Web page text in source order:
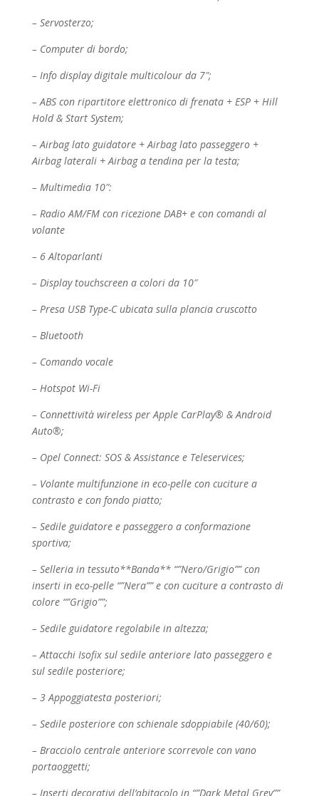
– Servosterzo;
– Computer di bordo;
– Info display digitale multicolour da 7″;
– ABS con ripartitore elettronico di frenata + ESP + Hill
Hold & Start System;
– Airbag lato guidatore + Airbag lato passeggero +
Airbag laterali + Airbag a tendina per la testa;
– Multimedia 10″:
– Radio AM/FM con ricezione DAB+ e con comandi al
volante
– 6 Altoparlanti
– Display touchscreen a colori da 10″
– Presa USB Type-C ubicata sulla plancia cruscotto
– Bluetooth
– Comando vocale
– Hotspot Wi-Fi
– Connettività wireless per Apple CarPlay® & Android
Auto®;
– Opel Connect: SOS & Assistance e Teleservices;
– Volante multifunzione in eco-pelle con cuciture a
contrasto e con fondo piatto;
– Sedile guidatore e passeggero a conformazione
sportiva;
– Selleria in tessuto**Banda** “”Nero/Grigio”” con
inserti in eco-pelle “”Nera”” e con cuciture acontrasto di
colore “”Grigio””;
– Sedile guidatore regolabile in altezza;
– Attacchi Isofix sul sedile anteriore lato passeggero e
sul sedile posteriore;
– 3 Appoggiatesta posteriori;
– Sedile posteriore con schienale sdoppiabile (40/60);
– Bracciolo centrale anteriore scorrevole con vano
portaoggetti;
– Inserti decorativi dell’abitacolo in “”Dark Metal Grey””